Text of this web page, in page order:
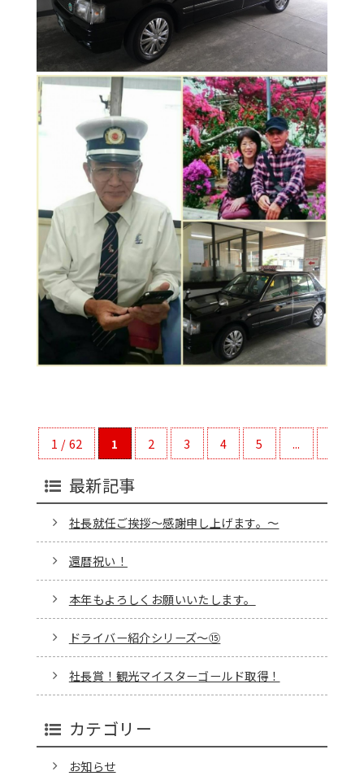
1 / 62 1 2 3 4 5 ...
最新記事
社長就任ご挨拶～感謝申し上げます。～
還暦祝い！
本年もよろしくお願いいたします。
ドライバー紹介シリーズ～⑮
社長賞！観光マイスターゴールド取得！
カテゴリー
お知らせ